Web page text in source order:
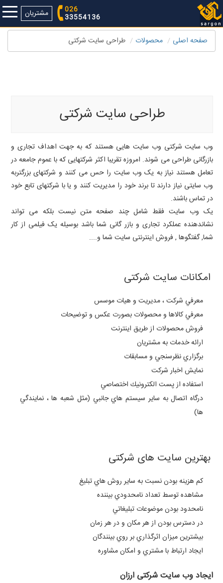
مشتریان 026
33554136
صفحه اصلی محصولات
طراحی سایت شرکتی
طراحی سایت شرکتی
وب سایت شرکتی وب سایت هایی هستند که به جهت اهداف تجاری و
بازرگانی طراحی می شوند. امروزه تقریبا اکثر شرکتهایی که با عموم جامعه در
تعامل هستند نیاز به یک وب سایت را حس می کنند و شرکتهای بزرگتربه
وب سایتی نیاز دارند تا برند خود را مدیریت کنند و یا با شرکتهای تابع خود
در تماس باشند.
یک وب سایت فقط شامل چند صفحه متن نیست بلکه می تواند
نشاندهنده عملکرد تجاری و بازر گانی شما باشد بوسیله یک فیلمی از کار
شما, گفتگوها , فروش اینترنتی سایت شما و....
امکانات سایت شرکتی
معرفي شركت ، مديريت و هيات موسس
معرفي كالاها و محصولات بصورت عكس و توضيحات
فروش محصولات از طريق اينترنت
ارائه خدمات به مشتريان
برگزاري نظرسنجي و مسابقات
نمايش اخبار شركت
استفاده از پست الكترونيك اختصاصي
درگاه اتصال به ساير سيستم هاي جانبي (مثل شعبه ها ، نمايندگي
ها)
بهترین سایت های شرکتی
كم هزينه بودن نسبت به ساير روش هاي تبليغ
مشاهده توسط تعداد نامحدودي بيننده
نامحدود بودن موضوعات تبليغاتي
در دسترس بودن از هر مكان و در هر زمان
بيشترين ميزان اثرگذاري بر روي بينندگان
ايجاد ارتباط با مشتري و امكان مشاوره
ایجاد وب سایت شرکتی ارزان